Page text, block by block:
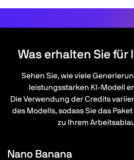
Was erhalten Sie für
Sehen Sie, wie viele
leistungsstarken KI-Modell
Die Verwendung der Credits
des Modells, sodass Sie das
zu Ihrem
Nano Banana